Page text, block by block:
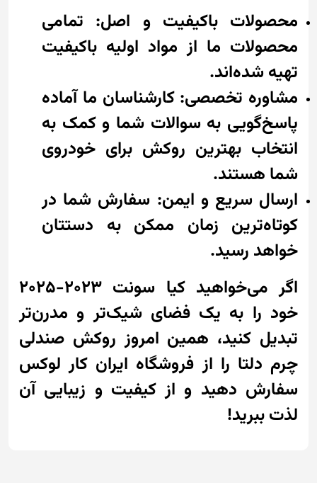
محصولات باکیفیت و اصل: تمامی
محصولات ما از مواد اولیه باکیفیت
تهیه شده‌اند.
مشاوره تخصصی: کارشناسان ما آماده
پاسخ‌گویی به سوالات شما و کمک به
انتخاب بهترین روکش برای خودروی
شما هستند.
ارسال سریع و ایمن: سفارش شما در
کوتاه‌ترین زمان ممکن به دستتان
خواهد رسید.
اگر می‌خواهید کیا سونت 2023-2025
خود را به یک فضای شیک‌تر و مدرن‌تر
تبدیل کنید، همین امروز روکش صندلی
چرم دلتا را از فروشگاه ایران کار لوکس
سفارش دهید و از کیفیت و زیبایی آن
لذت ببرید!